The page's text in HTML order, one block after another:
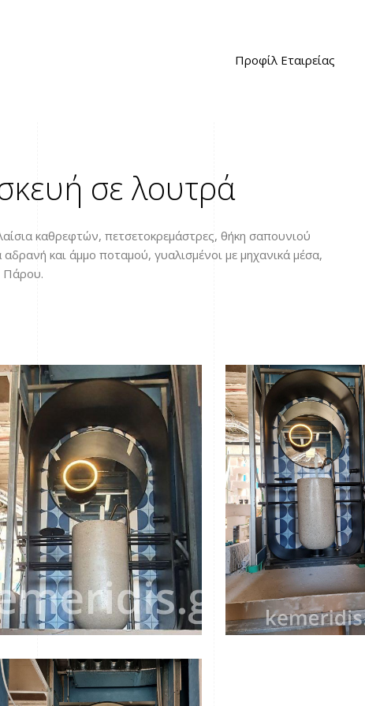
Προφίλ Εταιρείας
σε λουτρά
καθρεφτών, πετσετοκρεμάστρες, θήκη σαπουνιού
και άμμο ποταμού, γυαλισμένοι με μηχανικά μέσα,
Πάρου.